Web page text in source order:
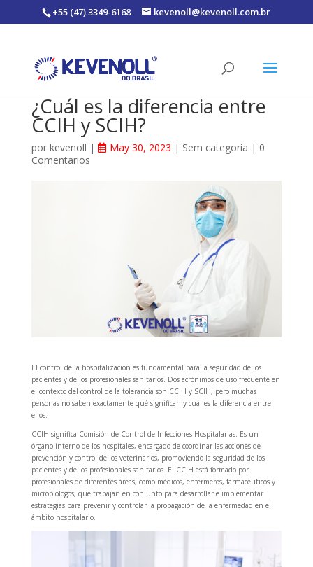
+55 (47) 3349-6168 kevenoll@kevenoll.com.br
¿Cuál es la diferencia entre
CCIH y SCIH?
por kevenoll | May 30, 2023 | Sem categoria | 0
Comentarios
El control de la hospitalización es fundamental para la seguridad de los
pacientes y de los profesionales sanitarios. Dos acrónimos de uso frecuente en
el contexto del control de la tolerancia son CCIH y SCIH, pero muchas
personas no saben exactamente qué significan y cuál es la diferencia entre
ellos.
CCIH significa Comisión de Control de Infecciones Hospitalarias. Es un
órgano interno de los hospitales, encargado de coordinar las acciones de
prevención y control de los veterinarios, promoviendo la seguridad de los
pacientes y de los profesionales sanitarios. El CCIH está formado por
profesionales de diferentes áreas, como médicos, enfermeros, farmacéuticos y
microbiólogos, que trabajan en conjunto para desarrollar e implementar
estrategias para prevenir y controlar la propagación de la enfermedad en el
ámbito hospitalario.